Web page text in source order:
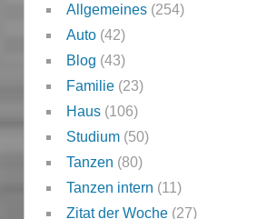
Allgemeines(254)
Auto(42)
Blog (43)
Familie(23)
Haus(106)
Studium(50)
Tanzen (80)
Tanzen intern (11)
Zitat der Woche(27)